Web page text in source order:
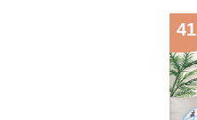
41